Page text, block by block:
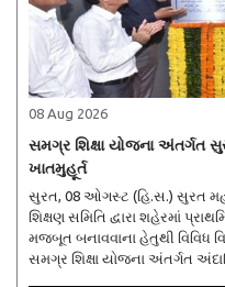
08 Aug 2026
સમગ્ર શિક્ષા યોજના અંતર્ગત
ખાતમુહૂર્ત
સુરત, 08 ઓગસ્ટ (હિ.સ.) સુરત મહાનગરપાલિકા સંચાલિત નગર પ્રાથમિક
શિક્ષણ સમિતિ દ્વારા શહેરમાં
મજબૂત બનાવવાના હેતુથી વિવિધ
સમગ્ર શિક્ષા યોજના અંતર્ગત